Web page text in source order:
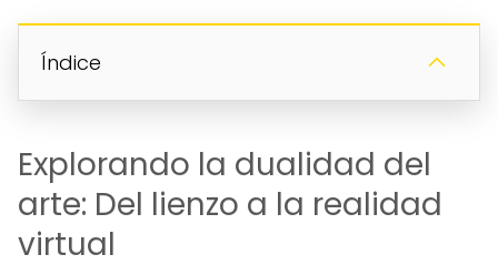
Índice
Explorando la dualidad del
arte: Del lienzo a la realidad
virtual